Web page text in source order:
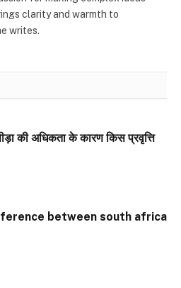
clarity and warmth to
writes.
की अधिकता के कारण किस प्रवृत्ति
between south africa